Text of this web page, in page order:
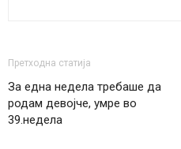
Претходна статија
За една недела требаше да
родам девојче, умре во
39.недела